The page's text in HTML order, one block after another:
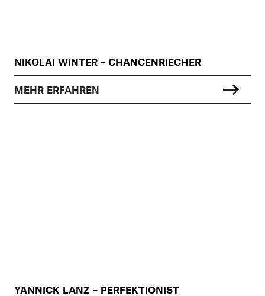
NIKOLAI WINTER – CHANCENRIECHER
MEHR ERFAHREN
YANNICK LANZ – PERFEKTIONIST